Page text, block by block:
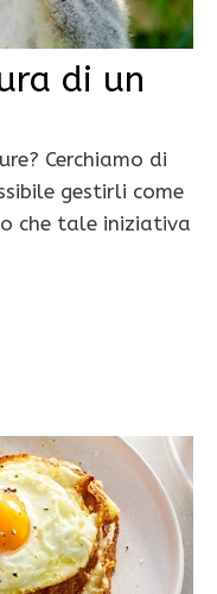
di un
Cerchiamo di
gestirli come
che tale iniziativa